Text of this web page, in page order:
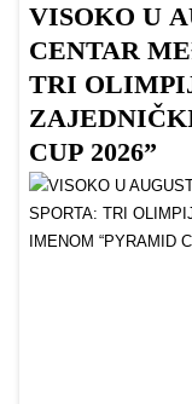
VISOKO U
CENTAR
TRI
CUP 2026”